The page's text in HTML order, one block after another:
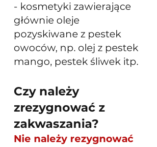
- kosmetyki zawierające
głównie oleje
pozyskiwane z pestek
owoców, np. olej z pestek
mango, pestek śliwek itp.
Czy należy
zrezygnować z
zakwaszania?
Nie należy rezygnować